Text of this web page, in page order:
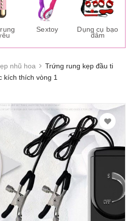
Sextoy Dụng cụ bạo
dâm
nhũ hoa
Trứng rung kẹp đầu ti
kích thích vòng 1